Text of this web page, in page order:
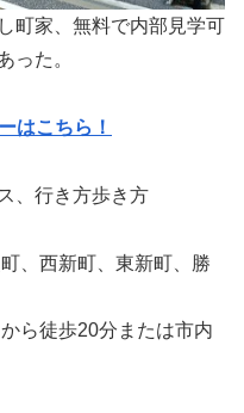
町家、無料で内部見学可
った。
はこちら！
、行き方歩き方
、西新町、東新町、勝
ら徒歩20分または市内